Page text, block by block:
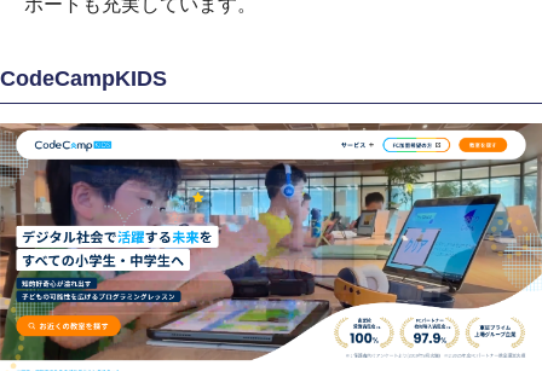
ポートも充実しています。
CodeCampKIDS